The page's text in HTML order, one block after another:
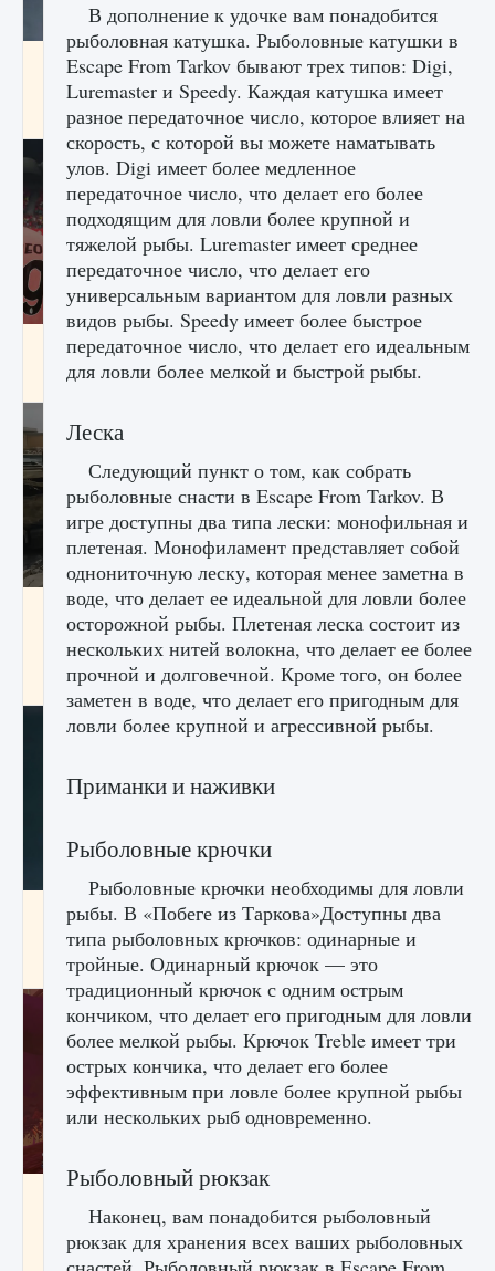
Все новые функции в режиме карьеры EA
FC 25
9 августа 2024 2 096 0 2
Входят ли «Милан» и «Интер» в EA FC 25
9 августа 2024 2 064 0 1
Как исправить текстовую ошибку
пользовательского интерфейса Delta
Force Hawk Ops
9 августа 2024 1 945 0 0
Как проверить статус сервера Delta Force
Hawk Ops
9 августа 2024 1 286 0 0
Как приручить существ джунглей Нари в
игре Creatures of Ava
9 августа 2024 1 218 0 0
В дополнение к удочке вам понадобится
рыболовная катушка. Рыболовные катушки в
Escape From Tarkov бывают трех типов: Digi,
Luremaster и Speedy. Каждая катушка имеет
разное передаточное число, которое влияет на
скорость, с которой вы можете наматывать
улов. Digi имеет более медленное
передаточное число, что делает его более
подходящим для ловли более крупной и
тяжелой рыбы. Luremaster имеет среднее
передаточное число, что делает его
универсальным вариантом для ловли разных
видов рыбы. Speedy имеет более быстрое
передаточное число, что делает его идеальным
для ловли более мелкой и быстрой рыбы.
Леска
Следующий пункт о том, как собрать
рыболовные снасти в Escape From Tarkov. В
игре доступны два типа лески: монофильная и
плетеная. Монофиламент представляет собой
однониточную леску, которая менее заметна в
воде, что делает ее идеальной для ловли более
осторожной рыбы. Плетеная леска состоит из
нескольких нитей волокна, что делает ее более
прочной и долговечной. Кроме того, он более
заметен в воде, что делает его пригодным для
ловли более крупной и агрессивной рыбы.
Приманки и наживки
Рыболовные крючки
Рыболовные крючки необходимы для ловли
рыбы. В «Побеге из Таркова»Доступны два
типа рыболовных крючков: одинарные и
тройные. Одинарный крючок — это
традиционный крючок с одним острым
кончиком, что делает его пригодным для ловли
более мелкой рыбы. Крючок Treble имеет три
острых кончика, что делает его более
эффективным при ловле более крупной рыбы
или нескольких рыб одновременно.
Рыболовный рюкзак
Наконец, вам понадобится рыболовный
рюкзак для хранения всех ваших рыболовных